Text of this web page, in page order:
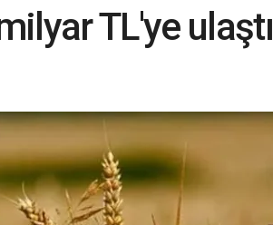
TL'ye ulaştı